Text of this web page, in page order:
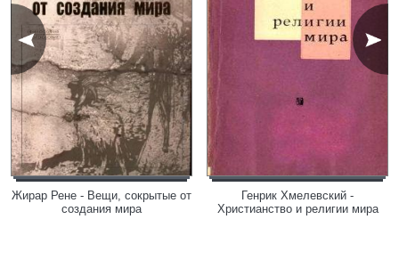
Жирар Рене - Вещи, сокрытые от
создания мира
Генрик Хмелевский -
Христианство и религии мира